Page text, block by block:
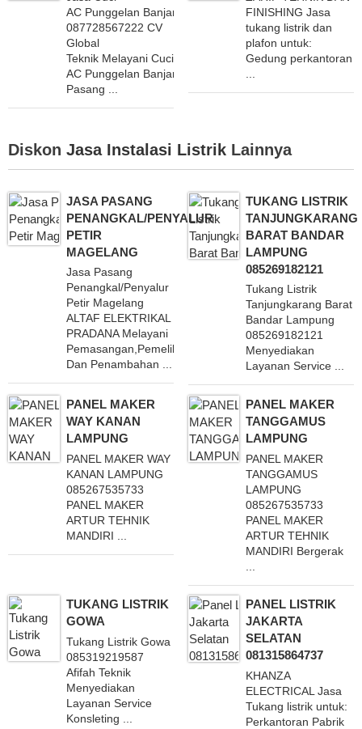
AC Punggelan Banjarnegara
087728567222 CV
Global
Teknik Melayani Cuci
AC Punggelan Banjarnegara
Pasang ...
FINISHING Jasa
tukang listrik dan
plafon untuk:
Gedung perkantoran
Diskon Jasa Instalasi Listrik Lainnya
JASA PASANG
PENANGKAL/PENYALUR
PETIR
MAGELANG
Jasa Pasang
Penangkal/Penyalur
Petir Magelang
ALTAF ELEKTRIKAL
PRADANA Melayani
Pemasangan,Pemeliharaan
Dan Penambahan ...
TUKANG LISTRIK
TANJUNGKARANG
BARAT BANDAR
LAMPUNG
085269182121
Tukang Listrik
Tanjungkarang Barat
Bandar Lampung
085269182121
Menyediakan
Layanan Service ...
PANEL MAKER
WAY KANAN
LAMPUNG
PANEL MAKER WAY
KANAN LAMPUNG
085267535733
PANEL MAKER
ARTUR TEHNIK
MANDIRI ...
PANEL MAKER
TANGGAMUS
LAMPUNG
PANEL MAKER
TANGGAMUS
LAMPUNG
085267535733
PANEL MAKER
ARTUR TEHNIK
MANDIRI Bergerak
TUKANG LISTRIK
GOWA
Tukang Listrik Gowa
085319219587
Afifah Teknik
Menyediakan
Layanan Service
Konsleting ...
PANEL LISTRIK
JAKARTA
SELATAN
081315864737
KHANZA
ELECTRICAL Jasa
Tukang listrik untuk:
Perkantoran Pabrik